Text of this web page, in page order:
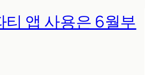
앱 사용은 6월부